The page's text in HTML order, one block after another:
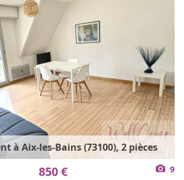
à Aix-les-Bains (73100), 2 pièces
850 € 9